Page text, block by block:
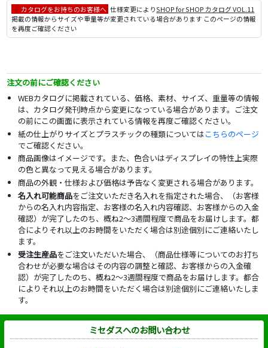
カタログをお持ちのお客様へ 仕様変更によりSHOP for SHOP カタログ VOL.11
掲載の情報からサイズや重量等が変更されている場合があります このページの情報
を再度ご確認ください
注文の前にご確認ください
WEBカタログに掲載されている、価格、素材、サイズ、重量等の情報
は、カタログ発刊時点から変更になっている場合があります。ご注文
の前にこの画面に表示されている情報を再度ご確認ください。
紙の仕上がりサイズとプラスチックの種類についてはこちらのページ
でご確認ください。
商品画像はイメージです。また、色合いはディスプレイの特性上実際
の色と異なって見える場合があります。
商品の外観・仕様および価格は予告なく変更される場合があります。
名入れ可能商品をご注文いただき名入れを指定された場合、（お客様
からの名入れ内容指定、お客様の名入れ内容確認、お客様からの入金
確認）が完了したのち、概ね2～3週間程度で商品をお届けします。都
合によりそれ以上のお時間をいただく場合は別途個別にご連絡いたし
ます。
受注生産品をご注文いただいた場合、（商品仕様等についてのお打ち
合わせが必要な場合はその内容の調整と確認、お客様からの入金確
認）が完了したのち、概ね2～3週間程度で商品をお届けします。都合
によりそれ以上のお時間をいただく場合は別途個別にご連絡いたしま
す。
ミセダスへのお問い合わせ